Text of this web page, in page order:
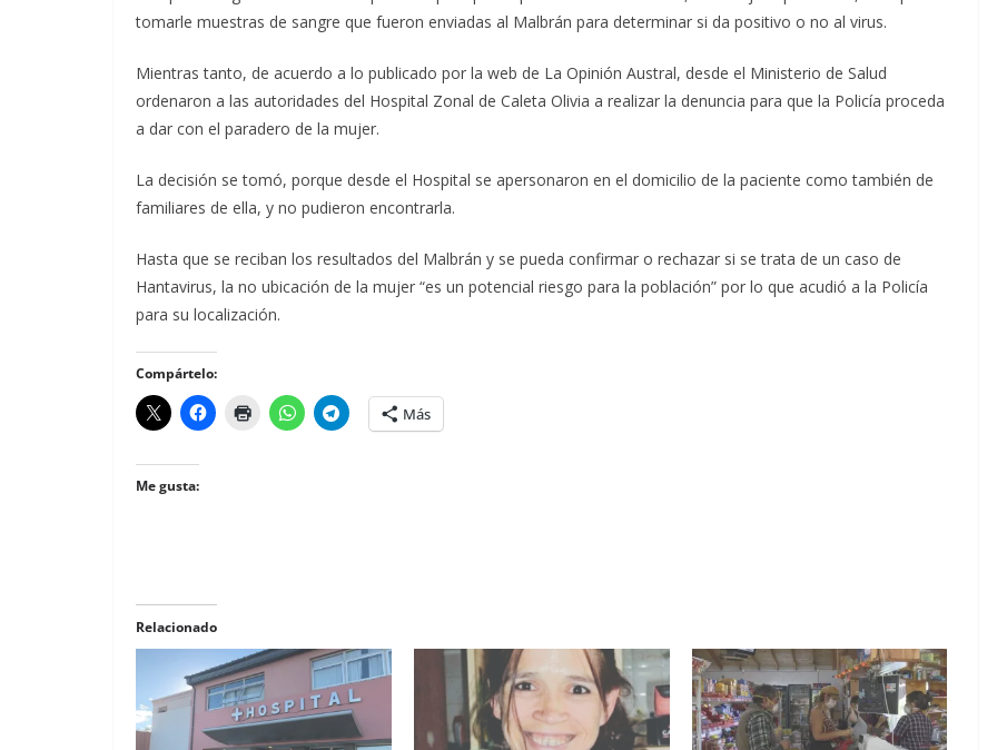
tomarle muestras de sangre que fueron enviadas al Malbrán para determinar si da positivo o no al virus.
Mientras tanto, de acuerdo a lo publicado por la web de La Opinión Austral, desde el Ministerio de Salud
ordenaron a las autoridades del Hospital Zonal de Caleta Olivia a realizar la denuncia para que la Policía proceda
a dar con el paradero de la mujer.
La decisión se tomó, porque desde el Hospital se apersonaron en el domicilio de la paciente como también de
familiares de ella, y no pudieron encontrarla.
Hasta que se reciban los resultados del Malbrán y se pueda confirmar o rechazar si se trata de un caso de
Hantavirus, la no ubicación de la mujer “es un potencial riesgo para la población” por lo que acudió a la Policía
para su localización.
Compártelo:
Más
Me gusta:
Relacionado